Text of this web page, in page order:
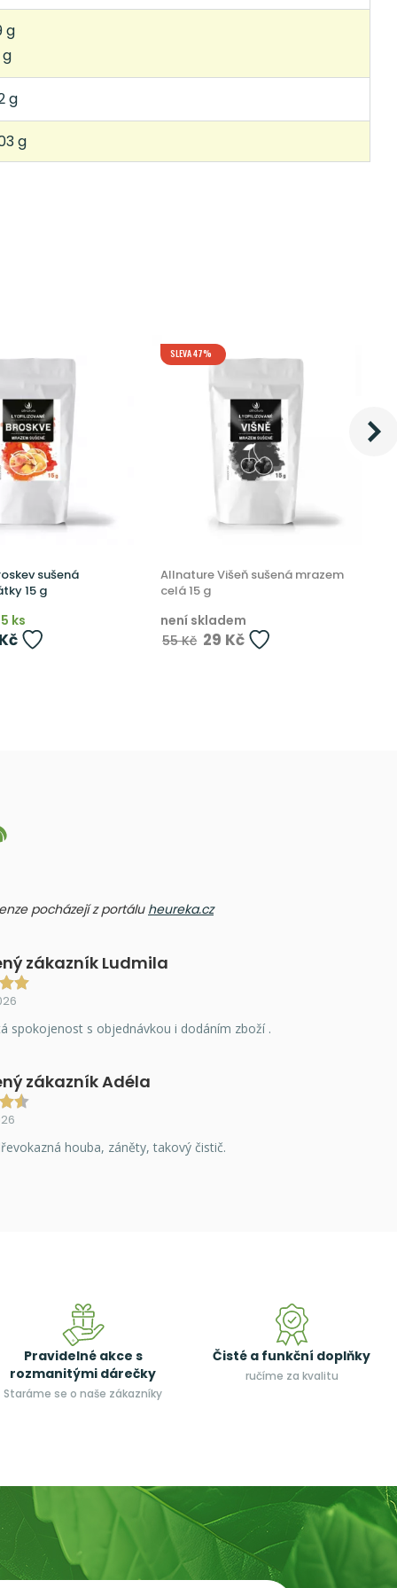
g
g
g
g
sušená
15 g
ks
SLEVA 47%
Allnature Višeň sušená mrazem
celá 15 g
není skladem
55 Kč 29 Kč
pocházejí z portálu heureka.cz
zákazník Ludmila
spokojenost s objednávkou i dodáním zboží .
zákazník Adéla
houba, záněty, takový čistič.
Pravidelné akce s
rozmanitými dárečky
Staráme se o naše zákazníky
Čisté a funkční doplňky
ručíme za kvalitu